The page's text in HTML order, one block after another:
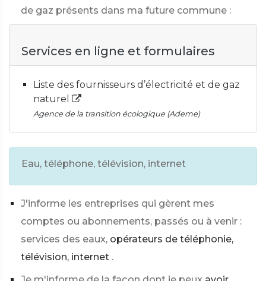
de gaz présents dans ma future commune :
Services en ligne et formulaires
Liste des fournisseurs d’électricité et de gaz
naturel
Agence de la transition écologique (Ademe)
Eau, téléphone, télévision, internet
J'informe les entreprises qui gèrent mes
comptes ou abonnements, passés ou à venir :
services des eaux, opérateurs de téléphonie,
télévision, internet .